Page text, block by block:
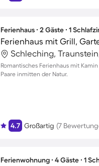
Ferienhaus ∙ 2 Gäste ∙ 1
Schleching,
Romantisches Ferienhaus mit
Paare inmitten der Natur.
4.7 Großartig (7
Ferienwohnung ∙ 4 Gäste ∙ 1